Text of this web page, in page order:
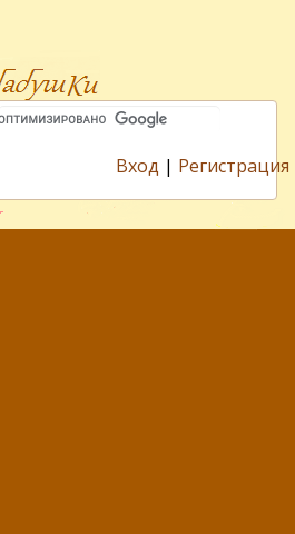
Вход | Регистрация